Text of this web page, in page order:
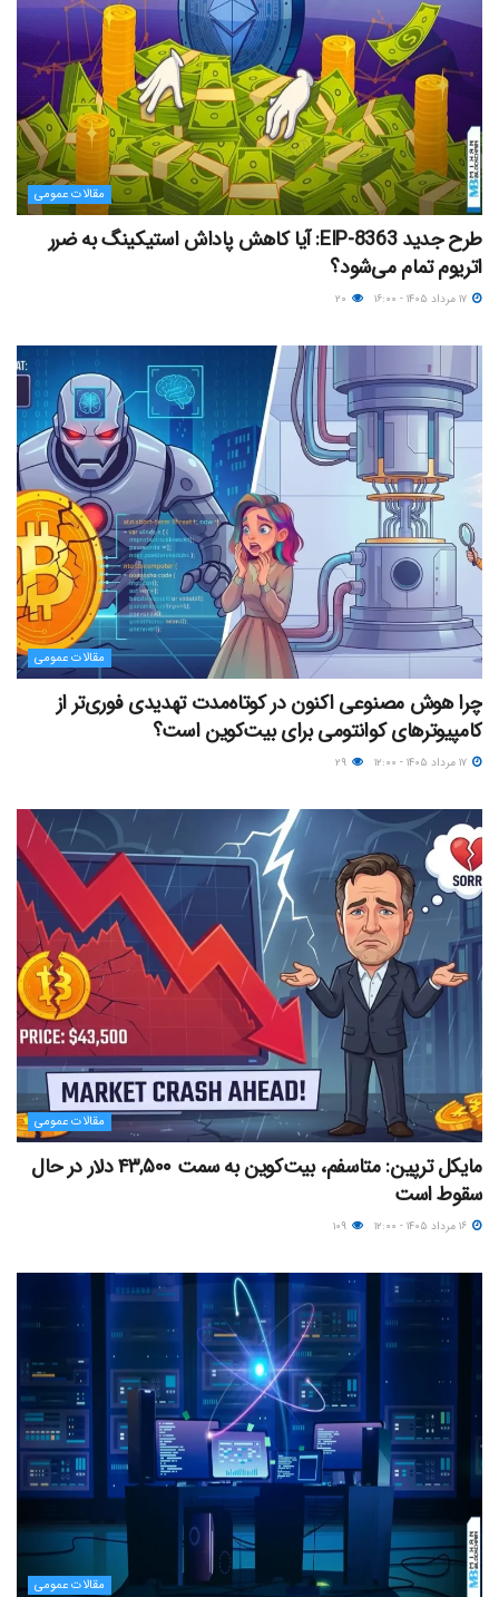
مقالات عمومی
طرح جدید EIP-8363: آیا کاهش پاداش استیکینگ به ضرر
اتریوم تمام می‌شود؟
مقالات عمومی
چرا هوش مصنوعی اکنون در کوتاه‌مدت تهدیدی فوری‌تر از
کامپیوترهای کوانتومی برای بیت‌کوین است؟
مقالات عمومی
مایکل ترپین: متاسفم، بیت‌کوین به سمت ۴۳,۵۰۰ دلار در حال
سقوط است
مقالات عمومی